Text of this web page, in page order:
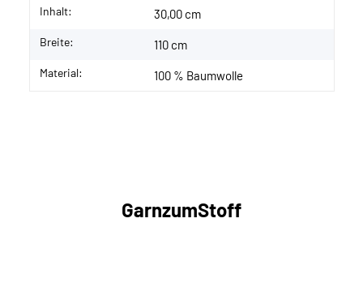
Inhalt: 30,00 cm
Breite: 110 cm
Material: 100 % Baumwolle
GarnzumStoff